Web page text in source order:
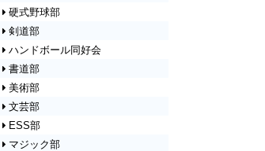
硬式野球部
剣道部
ハンドボール同好会
書道部
美術部
文芸部
ESS部
マジック部